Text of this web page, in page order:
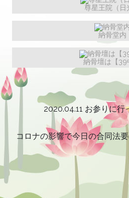
尊星王院（日
納骨堂内
納骨壇は【39
2020.04.11 お参りに行
コロナの影響で今日の合同法